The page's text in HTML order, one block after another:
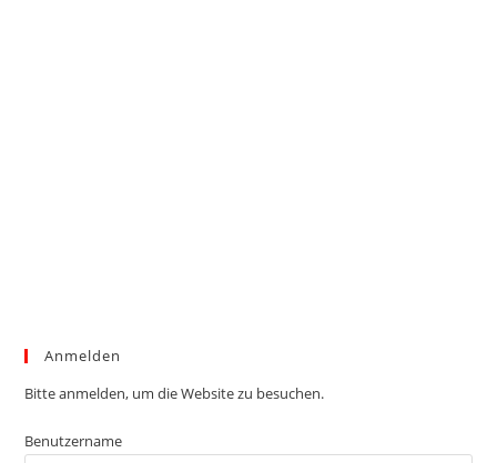
Anmelden
Bitte anmelden, um die Website zu besuchen.
Benutzername